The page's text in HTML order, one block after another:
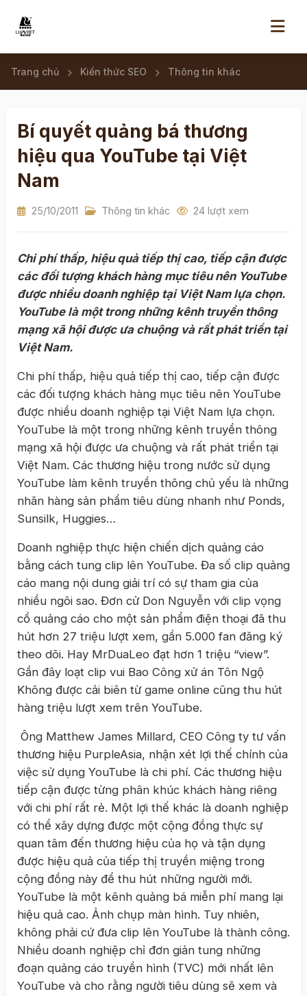
Trang chủ Kiến thức SEO Thông tin khác
Bí quyết quảng bá thương
hiệu qua YouTube tại Việt
Nam
25/10/2011 Thông tin khác 24 lượt xem
Chi phí thấp, hiệu quả tiếp thị cao, tiếp cận được
các đối tượng khách hàng mục tiêu nên YouTube
được nhiều doanh nghiệp tại Việt Nam lựa chọn.
YouTube là một trong những kênh truyền thông
mạng xã hội được ưa chuộng và rất phát triển tại
Việt Nam.
Chi phí thấp, hiệu quả tiếp thị cao, tiếp cận được
các đối tượng khách hàng mục tiêu nên YouTube
được nhiều doanh nghiệp tại Việt Nam lựa chọn.
YouTube là một trong những kênh truyền thông
mạng xã hội được ưa chuộng và rất phát triển tại
Việt Nam. Các thương hiệu trong nước sử dụng
YouTube làm kênh truyền thông chủ yếu là những
nhãn hàng sản phẩm tiêu dùng nhanh như Ponds,
Sunsilk, Huggies…
Doanh nghiệp thực hiện chiến dịch quảng cáo
bằng cách tung clip lên YouTube. Đa số clip quảng
cáo mang nội dung giải trí có sự tham gia của
nhiều ngôi sao. Đơn cử Don Nguyễn với clip vọng
cổ quảng cáo cho một sản phẩm điện thoại đã thu
hút hơn 27 triệu lượt xem, gần 5.000 fan đăng ký
theo dõi. Hay MrDuaLeo đạt hơn 1 triệu “view”.
Gần đây loạt clip vui Bao Công xử án Tôn Ngộ
Không được cải biên từ game online cũng thu hút
hàng triệu lượt xem trên YouTube.
Ông Matthew James Millard, CEO Công ty tư vấn
thương hiệu PurpleAsia, nhận xét lợi thế chính của
việc sử dụng YouTube là chi phí. Các thương hiệu
tiếp cận được từng phân khúc khách hàng riêng
với chi phí rất rẻ. Một lợi thế khác là doanh nghiệp
có thể xây dựng được một cộng đồng thực sự
quan tâm đến thương hiệu của họ và tận dụng
được hiệu quả của tiếp thị truyền miệng trong
cộng đồng này để thu hút những người mới.
YouTube là một kênh quảng bá miễn phí mang lại
hiệu quả cao. Ảnh chụp màn hình. Tuy nhiên,
không phải cứ đưa clip lên YouTube là thành công.
Nhiều doanh nghiệp chỉ đơn giản tung những
đoạn quảng cáo truyền hình (TVC) mới nhất lên
YouTube và cho rằng người tiêu dùng sẽ xem và